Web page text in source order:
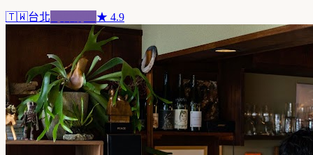
🇹🇼台北 ★ 4.9